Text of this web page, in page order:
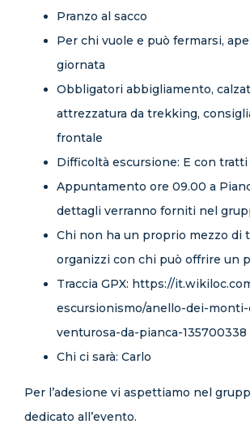
Pranzo al sacco
Per chi vuole e può fermarsi,
giornata
Obbligatori abbigliamento,
attrezzatura da trekking,
frontale
Difficoltà escursione: E con tratti
Appuntamento ore 09.00 a
dettagli verranno forniti nel
Chi non ha un proprio mezzo di
organizzi con chi può offrire un
Traccia GPX: https://
escursionismo/anello-dei-
venturosa-da-pianca-135700338
Chi ci sarà: Carlo
Per l’adesione vi aspettiamo nel
dedicato all’evento.